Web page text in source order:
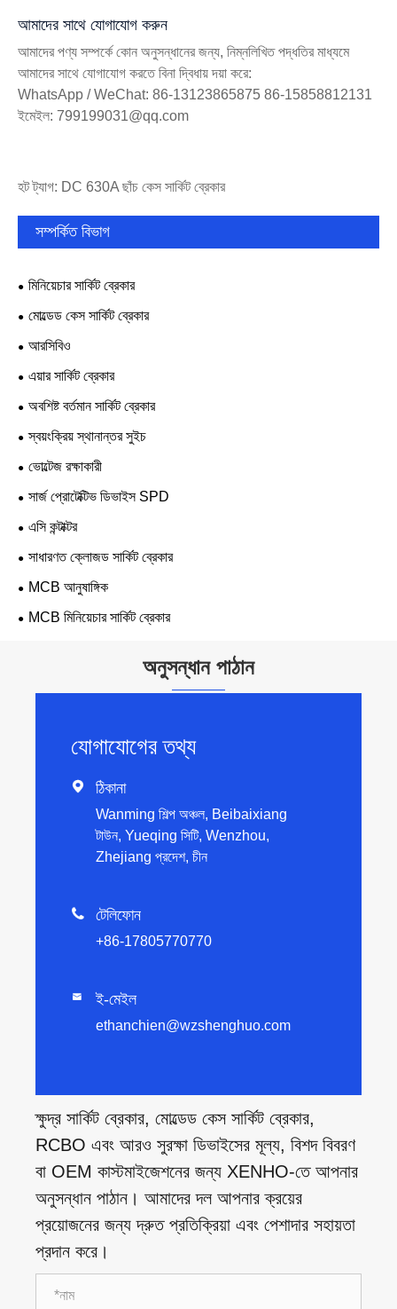
আমাদের সাথে যোগাযোগ করুন
আমাদের পণ্য সম্পর্কে কোন অনুসন্ধানের জন্য, নিম্নলিখিত পদ্ধতির মাধ্যমে
আমাদের সাথে যোগাযোগ করতে বিনা দ্বিধায় দয়া করে:
WhatsApp / WeChat: 86-13123865875 86-15858812131
ইমেইল: 799199031@qq.com
হট ট্যাগ: DC 630A ছাঁচ কেস সার্কিট ব্রেকার
সম্পর্কিত বিভাগ
মিনিয়েচার সার্কিট ব্রেকার
মোল্ডেড কেস সার্কিট ব্রেকার
আরসিবিও
এয়ার সার্কিট ব্রেকার
অবশিষ্ট বর্তমান সার্কিট ব্রেকার
স্বয়ংক্রিয় স্থানান্তর সুইচ
ভোল্টেজ রক্ষাকারী
সার্জ প্রোটেক্টিভ ডিভাইস SPD
এসি কন্টাক্টর
সাধারণত ক্লোজড সার্কিট ব্রেকার
MCB আনুষাঙ্গিক
MCB মিনিয়েচার সার্কিট ব্রেকার
অনুসন্ধান পাঠান
যোগাযোগের তথ্য
 ঠিকানা
Wanming শিল্প অঞ্চল, Beibaixiang
টাউন, Yueqing সিটি, Wenzhou,
Zhejiang প্রদেশ, চীন
 টেলিফোন
+86-17805770770
 ই-মেইল
ethanchien@wzshenghuo.com
ক্ষুদ্র সার্কিট ব্রেকার, মোল্ডেড কেস সার্কিট ব্রেকার,
RCBO এবং আরও সুরক্ষা ডিভাইসের মূল্য, বিশদ বিবরণ
বা OEM কাস্টমাইজেশনের জন্য XENHO-তে আপনার
অনুসন্ধান পাঠান। আমাদের দল আপনার ক্রয়ের
প্রয়োজনের জন্য দ্রুত প্রতিক্রিয়া এবং পেশাদার সহায়তা
প্রদান করে।